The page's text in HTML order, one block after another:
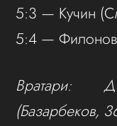
5:3 — Кучин
5:4 —
Вратари:
(Базарбеков,